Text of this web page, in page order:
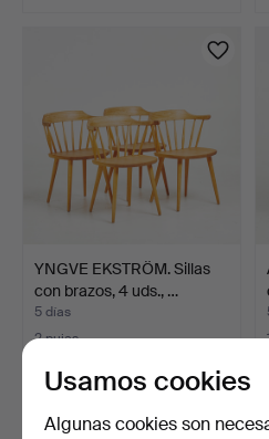
YNGVE EKSTRÖM. Sillas
con brazos, 4 uds., …
5 días
2 pujas
Usamos cookies
Algunas cookies son